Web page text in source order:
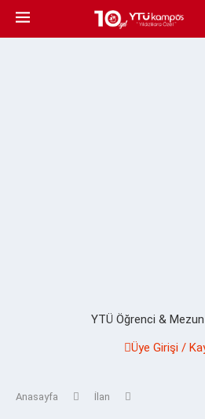
YTÜ Öğrenci &
Üye Girişi /
Anasayfa İlan